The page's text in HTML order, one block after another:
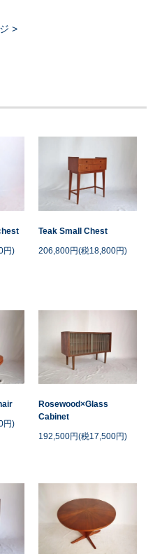
>
円)
Teak Small Chest
206,800円(税18,800円)
円)
Rosewood×Glass
Cabinet
192,500円(税17,500円)